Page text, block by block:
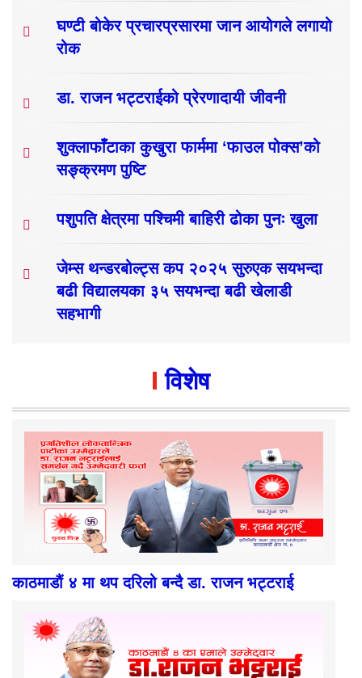
घण्टी बोकेर प्रचारप्रसारमा जान आयोगले लगायो
रोक
डा. राजन भट्टराईको प्रेरणादायी जीवनी
शुक्लाफाँटाका कुखुरा फार्ममा ‘फाउल पोक्स’को
सङ्क्रमण पुष्टि
पशुपति क्षेत्रमा पश्चिमी बाहिरी ढोका पुनः खुला
जेम्स थन्डरबोल्ट्स कप २०२५ सुरुएक सयभन्दा
बढी विद्यालयका ३५ सयभन्दा बढी खेलाडी
सहभागी
विशेष
काठमाडौं ४ मा थप दरिलो बन्दै डा. राजन भट्टराई